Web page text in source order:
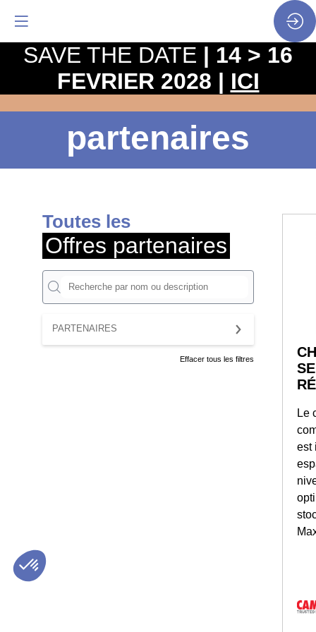
Offres
partenaires
Toutes les
Offres partenaires
PARTENAIRES
Effacer tous les filtres
Le
est
SAVE THE DATE | 14 > 16
FEVRIER 2028 | ICI